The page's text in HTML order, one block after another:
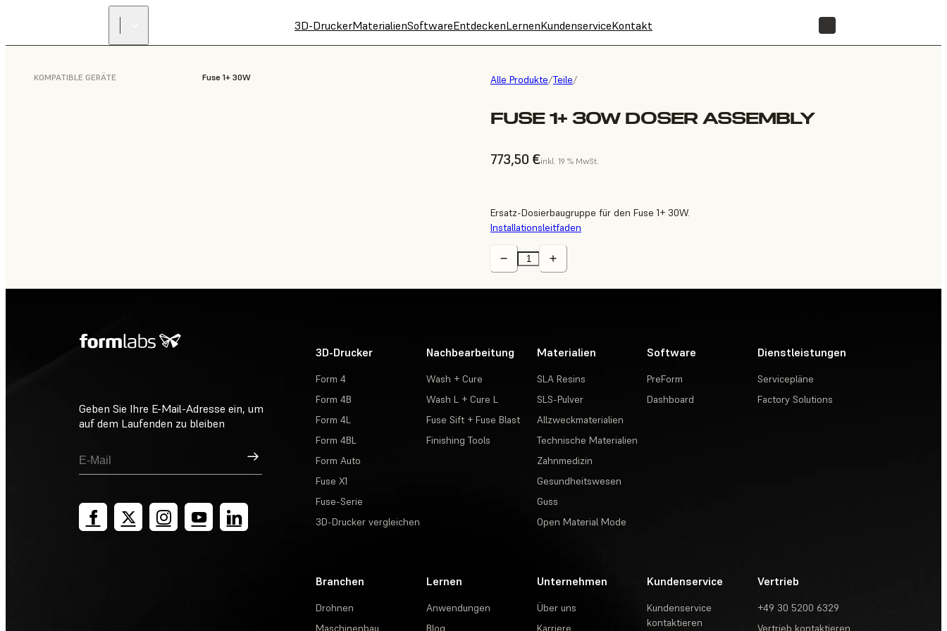
3D-DruckerMaterialienSoftwareEntdeckenLernenKundenserviceKontakt
Alle Produkte/Teile/
FUSE 1+ 30W DOSER ASSEMBLY
773,50 €inkl. 19 % MwSt.
KOMPATIBLE GERÄTE Fuse 1+ 30W
Ersatz-Dosierbaugruppe für den Fuse 1+ 30W.
Installationsleitfaden
Geben Sie Ihre E-Mail-Adresse ein, um
auf dem Laufenden zu bleiben
Registrieren
3D-Drucker
Form 4
Form 4B
Form 4L
Form 4BL
Form Auto
Fuse X1
Fuse-Serie
3D-Drucker vergleichen
Nachbearbeitung
Wash + Cure
Wash L + Cure L
Fuse Sift + Fuse Blast
Finishing Tools
Materialien
SLA Resins
SLS-Pulver
Allzweckmaterialien
Technische Materialien
Zahnmedizin
Gesundheitswesen
Guss
Open Material Mode
Software
PreForm
Dashboard
Dienstleistungen
Servicepläne
Factory Solutions
Branchen
Drohnen
Maschinenbau
Lernen
Anwendungen
Blog
Unternehmen
Über uns
Karriere
Kundenservice
Kundenservice
kontaktieren
Vertrieb
+49 30 5200 6329
Vertrieb kontaktieren